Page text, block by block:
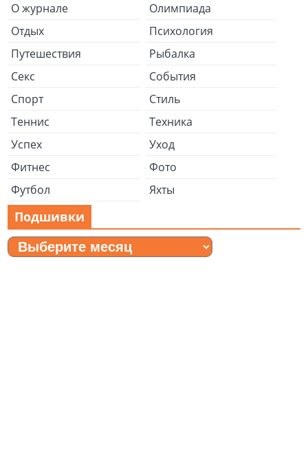
О журнале
Олимпиада
Отдых
Психология
Путешествия
Рыбалка
Секс
События
Спорт
Стиль
Теннис
Техника
Успех
Уход
Фитнес
Фото
Футбол
Яхты
Подшивки
Подшивки